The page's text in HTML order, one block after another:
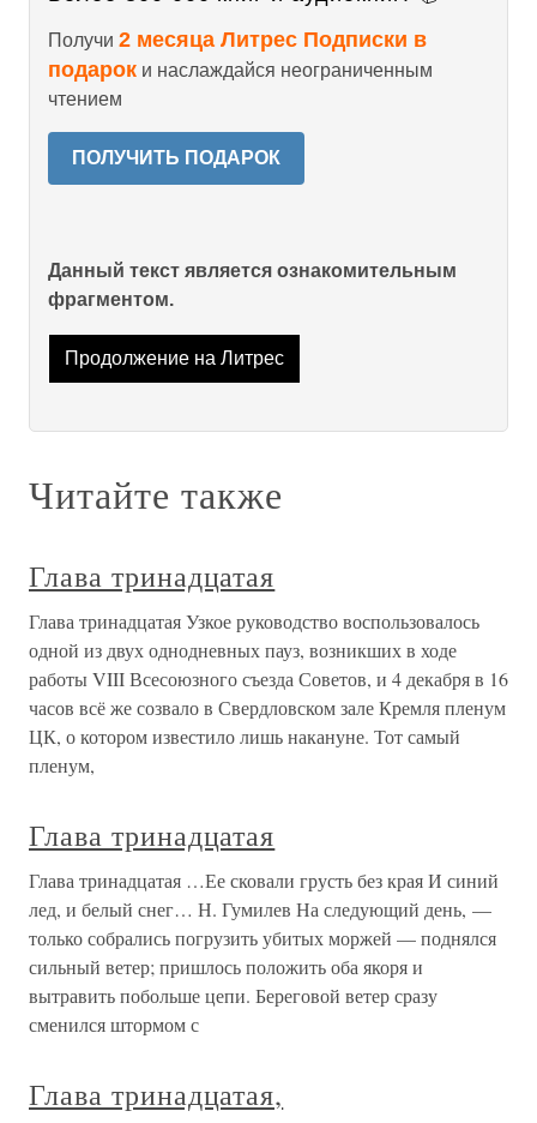
Получи 2 месяца Литрес Подписки в
подарок и наслаждайся неограниченным
чтением
ПОЛУЧИТЬ ПОДАРОК
Данный текст является ознакомительным
фрагментом.
Продолжение на Литрес
Читайте также
Глава тринадцатая
Глава тринадцатая Узкое руководство воспользовалось
одной из двух однодневных пауз, возникших в ходе
работы VIII Всесоюзного съезда Советов, и 4 декабря в 16
часов всё же созвало в Свердловском зале Кремля пленум
ЦК, о котором известило лишь накануне. Тот самый
пленум,
Глава тринадцатая
Глава тринадцатая …Ее сковали грусть без края И синий
лед, и белый снег… Н. Гумилев На следующий день, —
только собрались погрузить убитых моржей — поднялся
сильный ветер; пришлось положить оба якоря и
вытравить побольше цепи. Береговой ветер сразу
сменился штормом с
Глава тринадцатая,